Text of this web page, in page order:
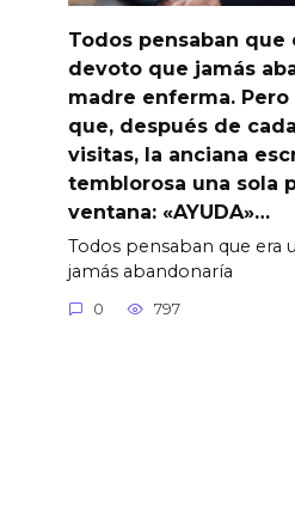
Todos pensaban que
devoto que jamás
madre enferma.
que, después de
visitas, la anciana
temblorosa una sola
ventana: «AYUDA»…
Todos pensaban que era
jamás abandonaría
0 797